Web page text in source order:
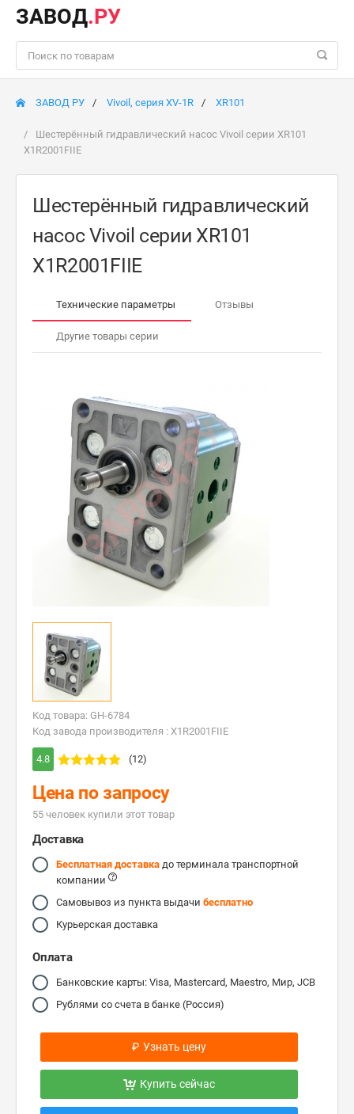
ЗАВОД.РУ
ЗАВОД РУ Vivoil, серия XV-1R XR101
Шестерённый гидравлический насос Vivoil серии XR101
X1R2001FIIE
Шестерённый гидравлический
насос Vivoil серии XR101
X1R2001FIIE
Технические параметры Отзывы
Другие товары серии
Код товара: GH-6784
Код завода производителя : X1R2001FIIE
4.8 (12)
Цена по запросу
55 человек купили этот товар
Доставка
Бесплатная доставка до терминала транспортной
компании
Самовывоз из пункта выдачи бесплатно
Курьерская доставка
Оплата
Банковские карты: Visa, Mastercard, Maestro, Мир, JCB
Рублями со счета в банке (Россия)
₽ Узнать цену
Купить сейчас